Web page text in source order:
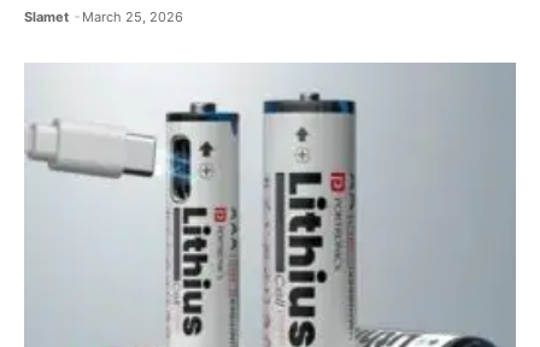
Slamet March 25, 2026